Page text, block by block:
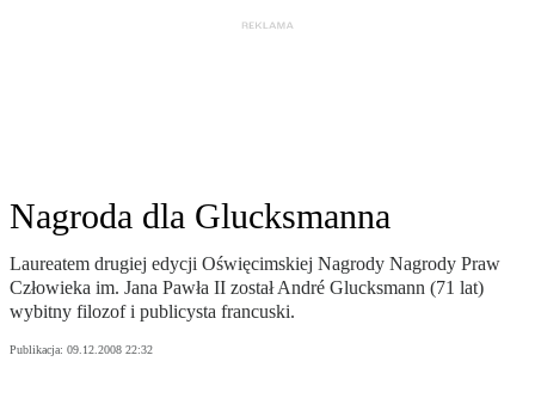
Nagroda dla Glucksmanna
Laureatem drugiej edycji Oświęcimskiej Nagrody Nagrody Praw
Człowieka im. Jana Pawła II został André Glucksmann (71 lat)
wybitny filozof i publicysta francuski.
Publikacja: 09.12.2008 22:32